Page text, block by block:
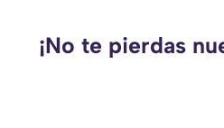
¡No te pierdas